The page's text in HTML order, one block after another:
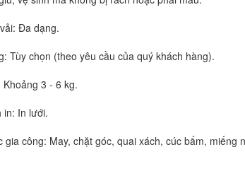
Đa dạng.
Tùy chọn (theo yêu cầu của quý khách hàng).
Khoảng 3 - 6 kg.
in: In lưới.
gia công: May, chặt góc, quai xách, cúc bấm,